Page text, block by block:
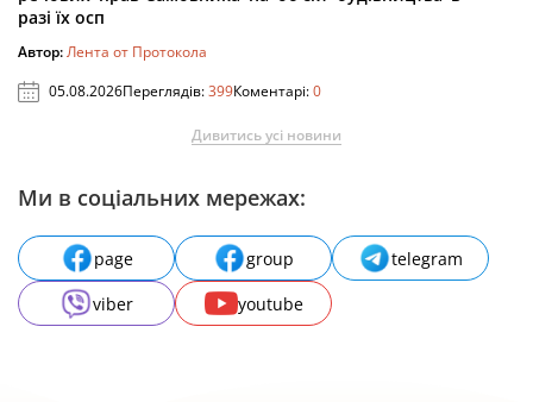
разі їх осп
Автор:Лента от Протокола
05.08.2026Переглядів:399Коментарі:0
Дивитись усі новини
Ми в соціальних мережах:
page group
telegram
viber
youtube